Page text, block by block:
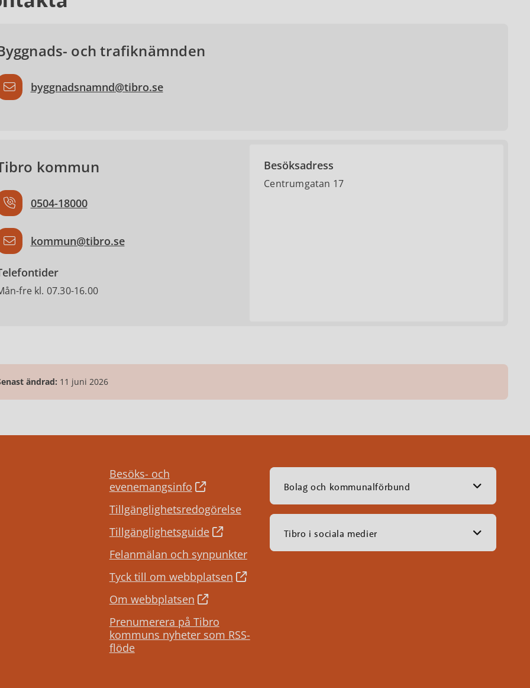
och trafiknämnden
byggnadsnamnd@tibro.se
kommun
0504-18000
kommun@tibro.se
fre kl. 07.30-16.00
Besöksadress
Centrumgatan 17
ändrad: 11 juni 2026
Besöks- och
evenemangsinfo
Tillgänglighetsredogörelse
Tillgänglighetsguide
Felanmälan och synpunkter
Tyck till om webbplatsen
Om webbplatsen
Prenumerera på Tibro
kommuns nyheter som RSS-
flöde
Bolag och kommunalförbund
Tibro i sociala medier